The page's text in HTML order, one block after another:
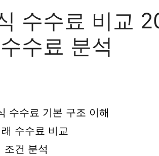
수수료 비교
수료 분석
수수료 기본 구조 이해
수수료 비교
조건 분석